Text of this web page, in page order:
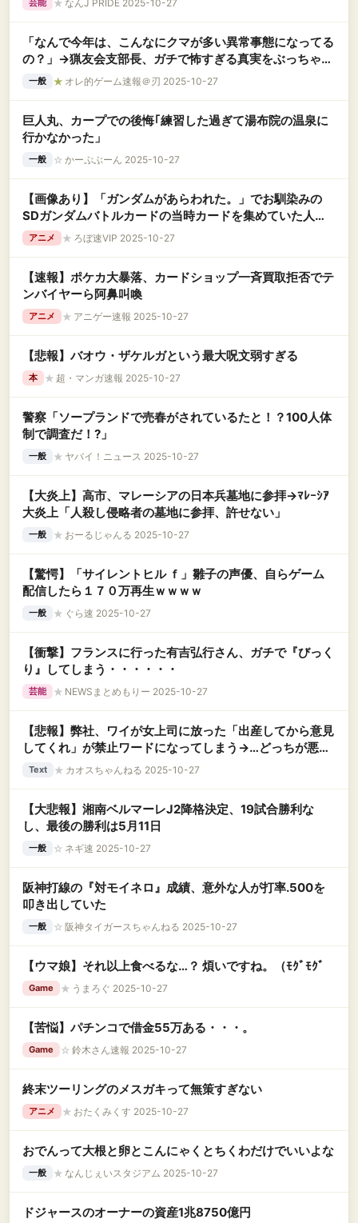
芸能 ★ なんJ PRIDE 2025-10-27
「なんで今年は、こんなにクマが多い異常事態になってる
の？」→猟友会支部長、ガチで怖すぎる真実をぶっちゃけ
てしまう・・・
一般 ★ オレ的ゲーム速報＠刃 2025-10-27
巨人丸、カープでの後悔｢練習した過ぎて湯布院の温泉に
行かなかった」
一般 ☆ かーぷぶーん 2025-10-27
【画像あり】「ガンダムがあらわれた。」でお馴染みの
SDガンダムバトルカードの当時カードを集めていた人で
も大半が知らないであろう公式対戦ルールがこちらｗｗｗ
ｗｗ
アニメ ★ ろぼ速VIP 2025-10-27
【速報】ポケカ大暴落、カードショップ一斉買取拒否でテ
ンバイヤーら阿鼻叫喚
アニメ ★ アニゲー速報 2025-10-27
【悲報】バオウ・ザケルガという最大呪文弱すぎる
本 ★ 超・マンガ速報 2025-10-27
警察「ソープランドで売春がされているたと！？100人体
制で調査だ！?」
一般 ★ ヤバイ！ニュース 2025-10-27
【大炎上】高市、マレーシアの日本兵墓地に参拝→ﾏﾚｰｼｱ
大炎上「人殺し侵略者の墓地に参拝、許せない」
一般 ★ おーるじゃんる 2025-10-27
【驚愕】「サイレントヒル ｆ」雛子の声優、自らゲーム
配信したら１７０万再生ｗｗｗｗ
一般 ★ ぐら速 2025-10-27
【衝撃】フランスに行った有吉弘行さん、ガチで『びっく
り』してしまう・・・・・・
芸能 ★ NEWSまとめもりー 2025-10-27
【悲報】弊社、ワイが女上司に放った「出産してから意見
してくれ」が禁止ワードになってしまう→…どっちが悪い
んだ？
Text ★ カオスちゃんねる 2025-10-27
【大悲報】湘南ベルマーレJ2降格決定、19試合勝利な
し、最後の勝利は5月11日
一般 ☆ ネギ速 2025-10-27
阪神打線の『対モイネロ』成績、意外な人が打率.500を
叩き出していた
一般 ☆ 阪神タイガースちゃんねる 2025-10-27
【ウマ娘】それ以上食べるな…？ 煩いですね。（ﾓｸﾞﾓｸﾞ
Game ★ うまろぐ 2025-10-27
【苦悩】パチンコで借金55万ある・・・。
Game ☆ 鈴木さん速報 2025-10-27
終末ツーリングのメスガキって無策すぎない
アニメ ★ おたくみくす 2025-10-27
おでんって大根と卵とこんにゃくとちくわだけでいいよな
一般 ★ なんじぇいスタジアム 2025-10-27
ドジャースのオーナーの資産1兆8750億円